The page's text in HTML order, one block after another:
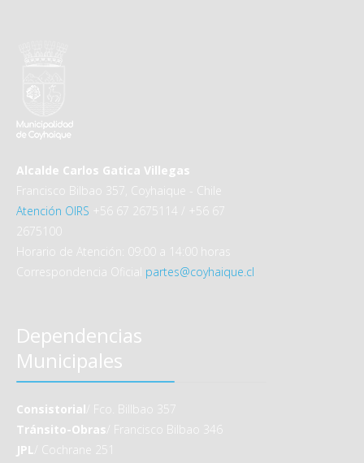
Alcalde Carlos Gatica Villegas
Francisco Bilbao 357, Coyhaique - Chile
Atención OIRS +56 67 2675114 / +56 67
2675100
Horario de Atención: 09:00 a 14:00 horas
Correspondencia Oficial partes@coyhaique.cl
Dependencias
Municipales
Consistorial / Fco. Billbao 357
Tránsito-Obras / Francisco Bilbao 346
JPL
/ Cochrane 251